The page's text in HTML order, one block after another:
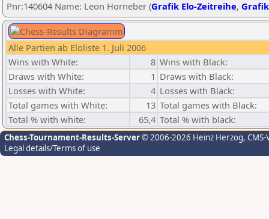
Pnr:140604 Name: Leon Horneber (Grafik Elo-Zeitreihe,
Alle Partien ab Eloliste 1. Juli 2006
Wins with White:
8 Wins with Black:
Draws with White:
1 Draws with Black:
Losses with White:
4 Losses with Black:
Total games with White:
13 Total games with Black:
Total % with white:
65,4 Total % with black:
Chess-Tournament-Results-Server© 2006-2026 Heinz Herzog,
Legal details/Terms of use